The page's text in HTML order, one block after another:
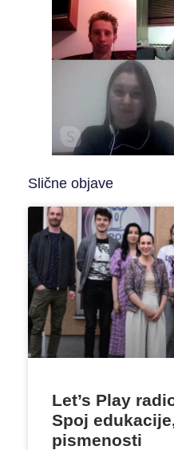
Slične objave
Let’s Play
Spoj
pismenosti